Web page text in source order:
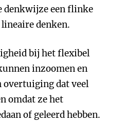
denkwijze een flinke
denken.
bij het flexibel
inzoomen en
dat veel
omdat ze het
of geleerd hebben.